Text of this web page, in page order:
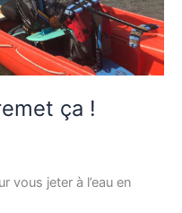
ça !
vous jeter à l’eau en